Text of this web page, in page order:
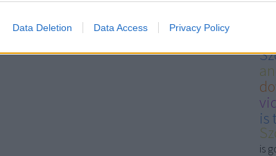
Data Deletion Data Access Privacy Policy
is
is